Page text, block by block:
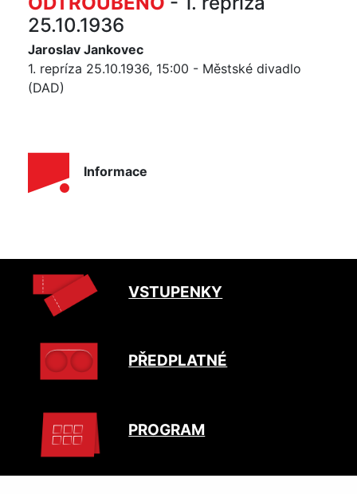
25.10.1936
Jaroslav Jankovec
1. repríza 25.10.1936, 15:00 - Městské divadlo
(DAD)
Informace
VSTUPENKY
PŘEDPLATNÉ
PROGRAM